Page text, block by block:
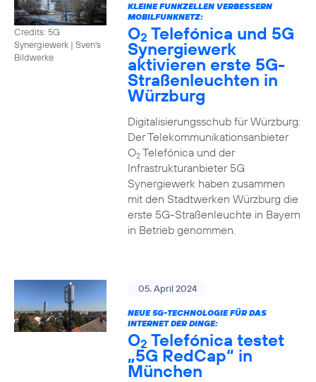
Credits: 5G
Synergiewerk | Sven's
Bildwerke
KLEINE FUNKZELLEN VERBESSERN
MOBILFUNKNETZ:
O2 Telefónica und 5G
Synergiewerk
aktivieren erste 5G-
Straßenleuchten in
Würzburg
Digitalisierungsschub für Würzburg:
Der Telekommunikationsanbieter
O2Telefónica und der
Infrastrukturanbieter 5G
Synergiewerk haben zusammen
mit den Stadtwerken Würzburg die
erste 5G-Straßenleuchte in Bayern
in Betrieb genommen.
05. April 2024
NEUE 5G-TECHNOLOGIE FÜR DAS
INTERNET DER DINGE:
O2 Telefónica testet
„5G RedCap“ in
München